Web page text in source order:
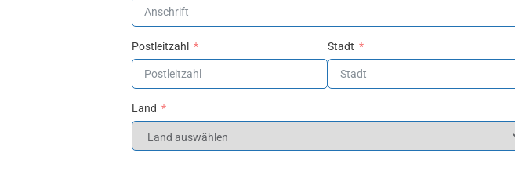
Postleitzahl Stadt
Land